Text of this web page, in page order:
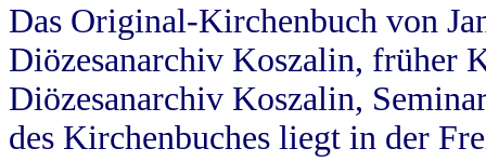
Das Original-Kirchenbuch von
Diözesanarchiv Koszalin, früher
Diözesanarchiv Koszalin,
des Kirchenbuches liegt in der